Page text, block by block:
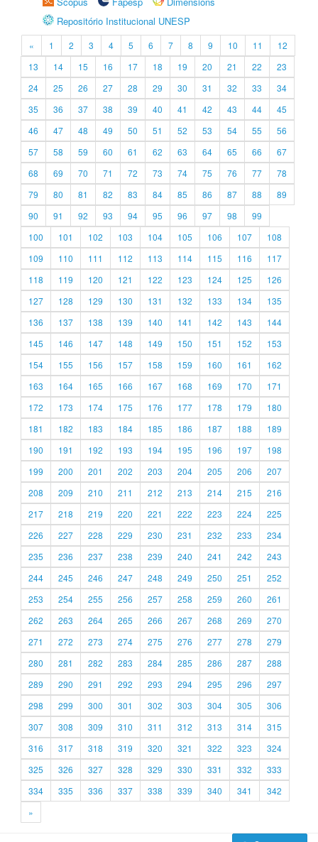
Repositório Institucional UNESP
« 1 2 3 4 5 6 7 8 9 10 11
12
13
14 15 16 17 18 19 20 21 22
23
24
25 26 27 28 29 30 31 32 33
34
35
36 37 38 39 40 41 42 43 44
45
46
47 48 49 50 51 52 53 54 55
56
57
58 59 60 61 62 63 64 65 66
67
68
69 70 71 72 73 74 75 76 77
78
79
80 81 82 83 84 85 86 87 88
89
90
91 92 93 94 95 96 97 98
99
100
101 102 103 104 105 106 107
108
109
110 111 112 113 114 115 116
117
118
119 120 121 122 123 124 125
126
127
128 129 130 131 132 133 134
135
136
137 138 139 140 141 142 143
144
145
146 147 148 149 150 151 152
153
154
155 156 157 158 159 160 161
162
163
164 165 166 167 168 169 170
171
172
173 174 175 176 177 178 179
180
181
182 183 184 185 186 187 188
189
190
191 192 193 194 195 196 197
198
199
200 201 202 203 204 205 206
207
208
209 210 211 212 213 214 215
216
217
218 219 220 221 222 223 224
225
226
227 228 229 230 231 232 233
234
235
236 237 238 239 240 241 242
243
244
245 246 247 248 249 250 251
252
253
254 255 256 257 258 259 260
261
262
263 264 265 266 267 268 269
270
271
272 273 274 275 276 277 278
279
280
281 282 283 284 285 286 287
288
289
290 291 292 293 294 295 296
297
298
299 300 301 302 303 304 305
306
307
308 309 310 311 312 313 314
315
316
317 318 319 320 321 322 323
324
325
326 327 328 329 330 331 332
333
334
335 336 337 338 339 340 341
342
»